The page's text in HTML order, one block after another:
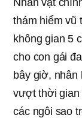
thám hiểm vũ
không gian 5
cho con gái
bây giờ, nhân
vượt thời gian
các ngôi sao